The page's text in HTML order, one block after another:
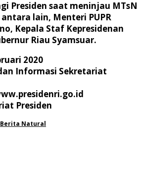
Presiden saat meninjau MTsN
lain, Menteri PUPR
Kepala Staf Kepresidenan
Riau Syamsuar.
2020
Informasi Sekretariat
Presiden
Berita Natural